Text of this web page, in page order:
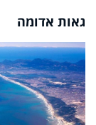
גאות אדומה